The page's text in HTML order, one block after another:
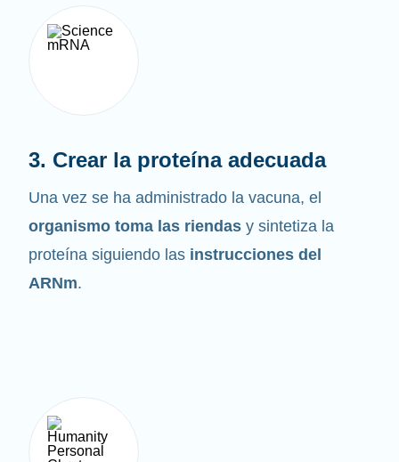
3. Crear la proteína adecuada
Una vez se ha administrado la vacuna, el
organismo toma las riendas y sintetiza la
proteína siguiendo las instrucciones del
ARNm.